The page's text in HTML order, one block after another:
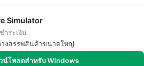
Simulator
ำระเงิน
างสรรพสินค้าขนาดใหญ่
น์โหลดสำหรับ Windows